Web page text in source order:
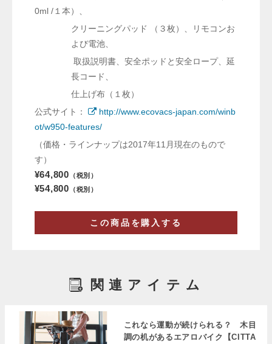
0ml /１本）、
クリーニングパッド （３枚）、リモコンお
よび電池、
取扱説明書、安全ポッドと安全ロープ、延
長コード、
仕上げ布（１枚）
公式サイト：
http://www.ecovacs-japan.com/winb
ot/w950-features/
（価格・ラインナップは2017年11月現在のもので
す）
¥64,800 （税別）
¥54,800 （税別）
この商品を購入する
関連アイテム
これなら運動が続けられる？ 木目
調の机があるエアロバイク【CITTA